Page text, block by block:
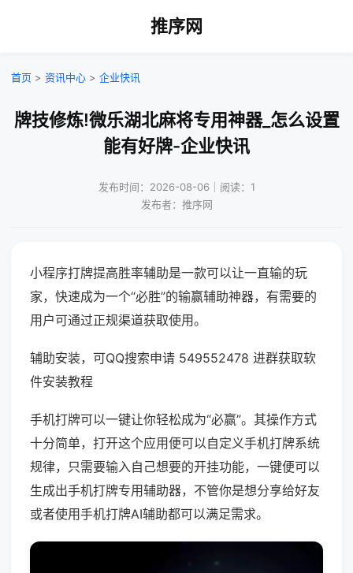
推序网
首页 > 资讯中心 > 企业快讯
牌技修炼!微乐湖北麻将专用神器_怎么设置
能有好牌-企业快讯
发布时间：2026-08-06｜阅读：1
发布者：推序网
小程序打牌提高胜率辅助是一款可以让一直输的玩
家，快速成为一个“必胜”的输赢辅助神器，有需要的
用户可通过正规渠道获取使用。
辅助安装，可QQ搜索申请 549552478 进群获取软
件安装教程
手机打牌可以一键让你轻松成为“必赢”。其操作方式
十分简单，打开这个应用便可以自定义手机打牌系统
规律，只需要输入自己想要的开挂功能，一键便可以
生成出手机打牌专用辅助器，不管你是想分享给好友
或者使用手机打牌AI辅助都可以满足需求。